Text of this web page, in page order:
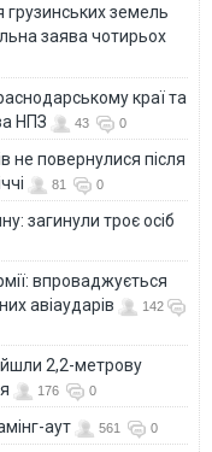
земель
заява чотирьох
краї та
НПЗ
43 0
не повернулися після
81 0
загинули троє осіб
впроваджується
авіаударів
142
2,2-метрову
176 0
аут 561 0